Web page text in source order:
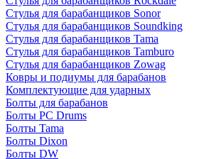
Стулья для барабанщиков Sonor
Стулья для барабанщиков Soundking
Стулья для барабанщиков Tama
Стулья для барабанщиков Tamburo
Стулья для барабанщиков Zowag
Ковры и подиумы для барабанов
Комплектующие для ударных
Болты для барабанов
Болты PC Drums
Болты Tama
Болты Dixon
Болты DW